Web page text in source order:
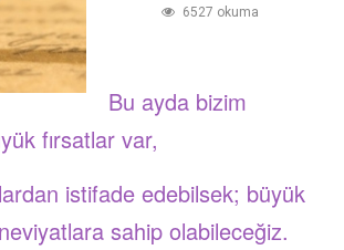
6527 okuma
Bu ayda bizim
fırsatlar var,
istifade edebilsek; büyük
sahip olabileceğiz.